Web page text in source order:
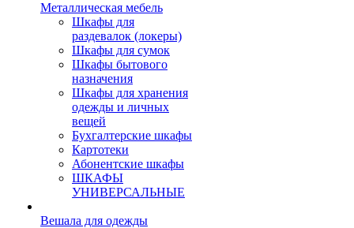
Металлическая мебель
Шкафы для
раздевалок (локеры)
Шкафы для сумок
Шкафы бытового
назначения
Шкафы для хранения
одежды и личных
вещей
Бухгалтерские шкафы
Картотеки
Абонентские шкафы
ШКАФЫ
УНИВЕРСАЛЬНЫЕ
Вешала для одежды